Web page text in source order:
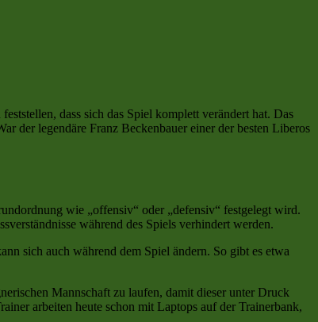
dass sich das Spiel komplett verändert hat. Das
der legendäre Franz Beckenbauer einer der besten Liberos
wie „offensiv“ oder „defensiv“ festgelegt wird.
während des Spiels verhindert werden.
sich auch während dem Spiel ändern. So gibt es etwa
Mannschaft zu laufen, damit dieser unter Druck
arbeiten heute schon mit Laptops auf der Trainerbank,